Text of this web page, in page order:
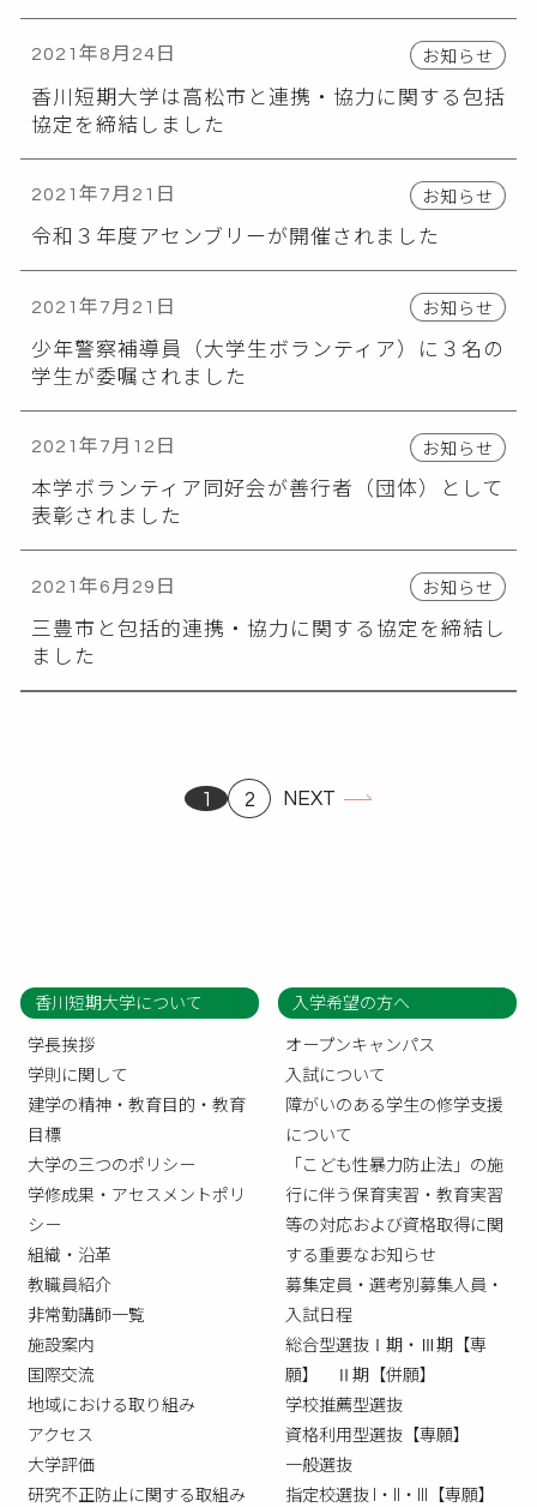
2021年8月24日 お知らせ
香川短期大学は高松市と連携・協力に関する包括
協定を締結しました
2021年7月21日 お知らせ
令和３年度アセンブリーが開催されました
2021年7月21日 お知らせ
少年警察補導員（大学生ボランティア）に３名の
学生が委嘱されました
2021年7月12日 お知らせ
本学ボランティア同好会が善行者（団体）として
表彰されました
2021年6月29日 お知らせ
三豊市と包括的連携・協力に関する協定を締結し
ました
1 2 NEXT
香川短期大学について
学長挨拶
学則に関して
建学の精神・教育目的・教育
目標
大学の三つのポリシー
学修成果・アセスメントポリ
シー
組織・沿革
教職員紹介
非常勤講師一覧
施設案内
国際交流
地域における取り組み
アクセス
大学評価
研究不正防止に関する取組み
入学希望の方へ
オープンキャンパス
入試について
障がいのある学生の修学支援
について
「こども性暴力防止法」の施
行に伴う保育実習・教育実習
等の対応および資格取得に関
する重要なお知らせ
募集定員・選考別募集人員・
入試日程
総合型選抜Ⅰ期・Ⅲ期【専
願】 Ⅱ期【併願】
学校推薦型選抜
資格利用型選抜【専願】
一般選抜
指定校選抜 I・II・III【専願】